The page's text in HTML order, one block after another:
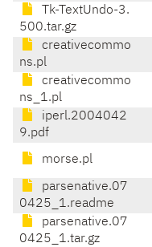
Tk-TextUndo-3.
500.tar.gz
creativecommo
ns.pl
creativecommo
ns_1.pl
iperl.2004042
9.pdf
morse.pl
parsenative.07
0425_1.readme
parsenative.07
0425_1.tar.gz